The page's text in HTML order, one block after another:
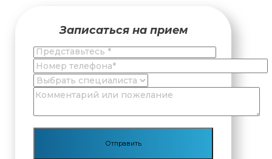
Записаться на прием